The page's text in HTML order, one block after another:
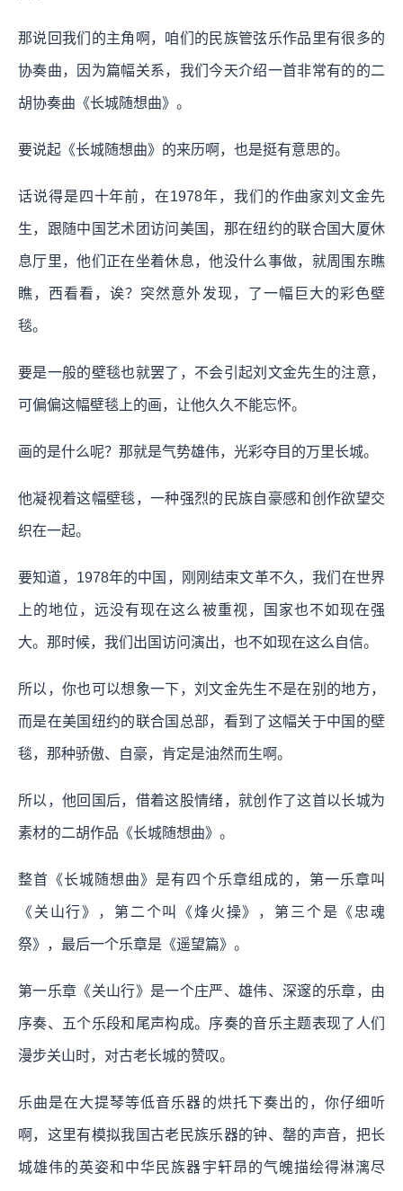
那说回我们的主角啊，咱们的民族管弦乐作品里有很多的
协奏曲，因为篇幅关系，我们今天介绍一首非常有的的二
胡协奏曲《长城随想曲》。
要说起《长城随想曲》的来历啊，也是挺有意思的。
话说得是四十年前，在1978年，我们的作曲家刘文金先
生，跟随中国艺术团访问美国，那在纽约的联合国大厦休
息厅里，他们正在坐着休息，他没什么事做，就周围东瞧
瞧，西看看，诶？突然意外发现，了一幅巨大的彩色壁
毯。
要是一般的壁毯也就罢了，不会引起刘文金先生的注意，
可偏偏这幅壁毯上的画，让他久久不能忘怀。
画的是什么呢？那就是气势雄伟，光彩夺目的万里长城。
他凝视着这幅壁毯，一种强烈的民族自豪感和创作欲望交
织在一起。
要知道，1978年的中国，刚刚结束文革不久，我们在世界
上的地位，远没有现在这么被重视，国家也不如现在强
大。那时候，我们出国访问演出，也不如现在这么自信。
所以，你也可以想象一下，刘文金先生不是在别的地方，
而是在美国纽约的联合国总部，看到了这幅关于中国的壁
毯，那种骄傲、自豪，肯定是油然而生啊。
所以，他回国后，借着这股情绪，就创作了这首以长城为
素材的二胡作品《长城随想曲》。
整首《长城随想曲》是有四个乐章组成的，第一乐章叫
《关山行》，第二个叫《烽火操》，第三个是《忠魂
祭》，最后一个乐章是《遥望篇》。
第一乐章《关山行》是一个庄严、雄伟、深邃的乐章，由
序奏、五个乐段和尾声构成。序奏的音乐主题表现了人们
漫步关山时，对古老长城的赞叹。
乐曲是在大提琴等低音乐器的烘托下奏出的，你仔细听
啊，这里有模拟我国古老民族乐器的钟、罄的声音，把长
城雄伟的英姿和中华民族器宇轩昂的气魄描绘得淋漓尽